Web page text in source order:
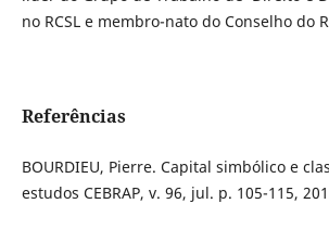
no RCSL e membro-nato do Conselho do
Referências
BOURDIEU, Pierre. Capital simbólico e
estudos CEBRAP, v. 96, jul. p. 105-115,